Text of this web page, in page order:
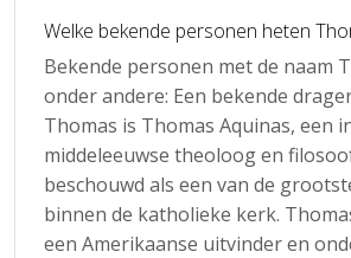
Welke bekende personen heten
Bekende personen met de naam
onder andere: Een bekende
Thomas is Thomas Aquinas, een
middeleeuwse theoloog en
beschouwd als een van de
binnen de katholieke kerk.
een Amerikaanse uitvinder en